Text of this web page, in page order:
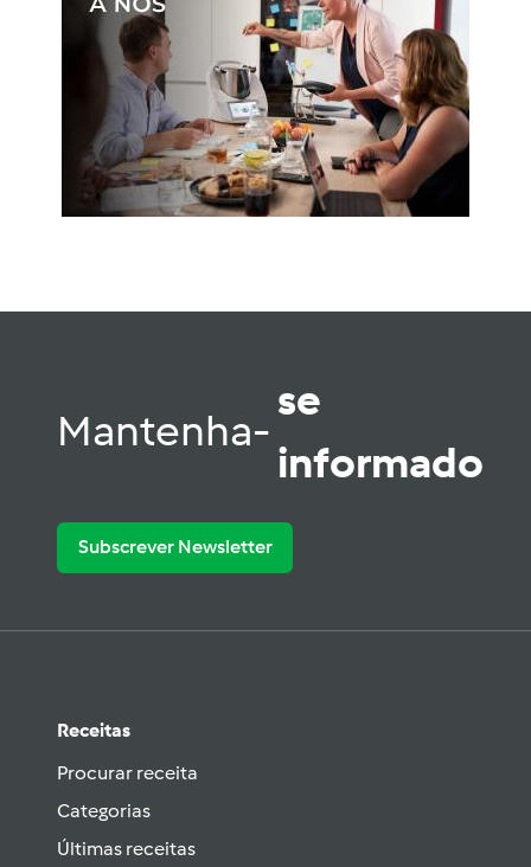
Mantenha-
se
informado
Subscrever Newsletter
Receitas
Procurar receita
Categorias
Últimas receitas